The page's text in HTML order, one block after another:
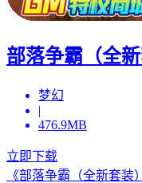
部落争霸（全新
梦幻
|
476.9MB
立即下载
《部落争霸（全新套装